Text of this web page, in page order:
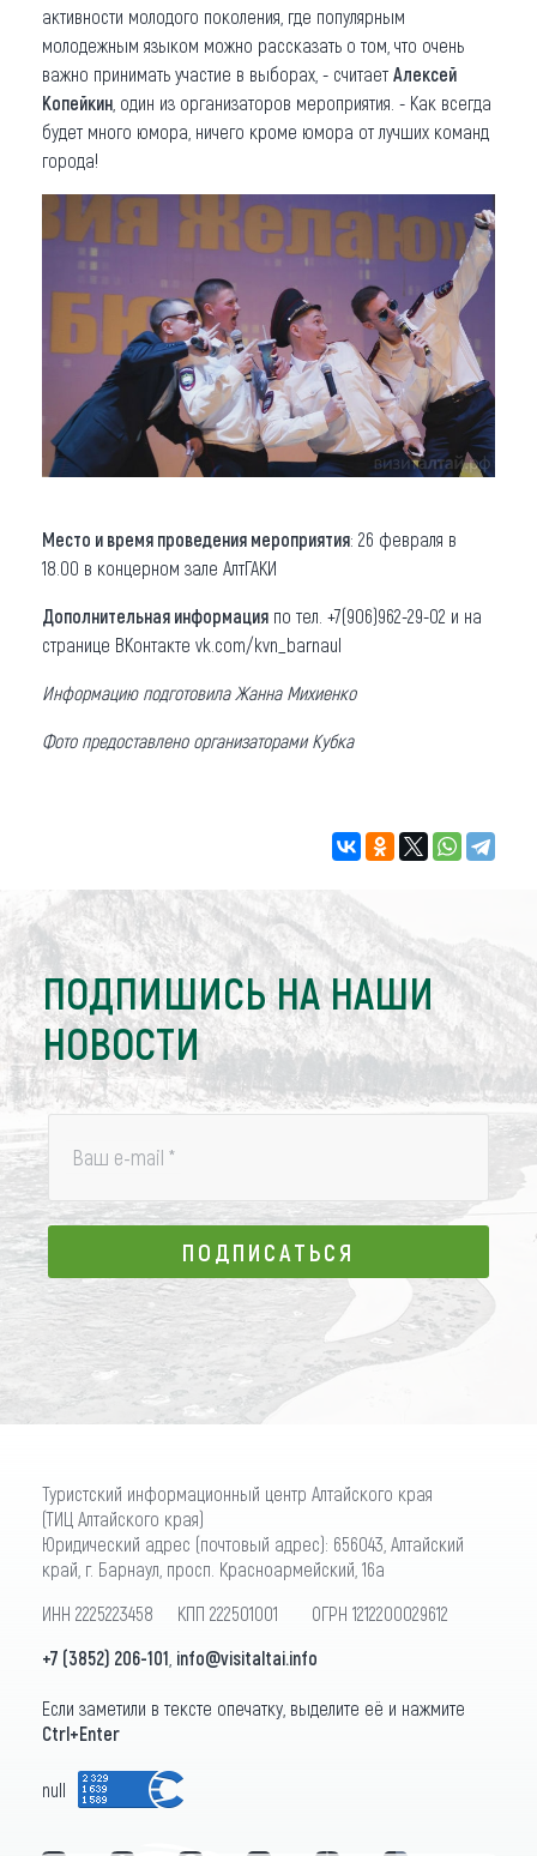
активности молодого поколения, где популярным
молодежным языком можно рассказать о том, что очень
важно принимать участие в выборах, - считает Алексей
Копейкин , один из организаторов мероприятия. - Как всегда
будет много юмора, ничего кроме юмора от лучших команд
города!
Место и время проведения мероприятия: 26 февраля в
18.00 в концерном зале АлтГАКИ
Дополнительная информация по тел. +7(906)962-29-02 и на
странице ВКонтакте vk.com/kvn_barnaul
Информацию подготовила Жанна Михиенко
Фото предоставлено организаторами Кубка
ПОДПИШИСЬ НА НАШИ
НОВОСТИ
Ваш e-mail *
ПОДПИСАТЬСЯ
ПОДПИСАТЬСЯ
Туристский информационный центр Алтайского края
(ТИЦ Алтайского края)
Юридический адрес (почтовый адрес): 656043, Алтайский
край, г. Барнаул, просп. Красноармейский, 16а
ИНН 2225223458 КПП 222501001 ОГРН 1212200029612
+7 (3852) 206-101 info@visitaltai.info
Если заметили в тексте опечатку, выделите её и нажмите
Ctrl+Enter
null